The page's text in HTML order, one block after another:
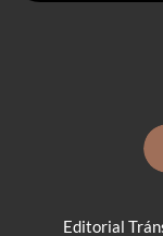
Editorial